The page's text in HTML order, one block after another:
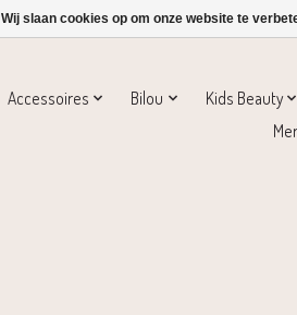
Accessoires Bilou Kids Beauty
Wij slaan cookies op om onze website te